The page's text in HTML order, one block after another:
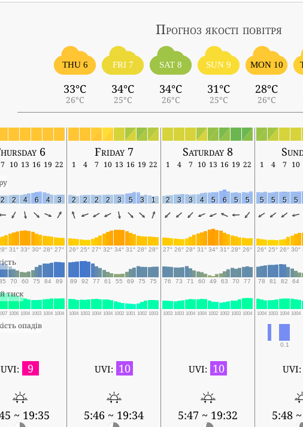
Прогноз якості повітря
THU 6
33°C
26°C
FRI 7
34°C
25°C
SAT 8
34°C
26°C
SUN 9
31°C
25°C
MON 10
28°C
26°C
6 Friday 7 Saturday 8
7 10 13 16 19 22 1 4 7 10 13 16 19 22 1 4 7 10 13 16 19 22 1 4 7 10
2 2 4 6 4 3 2 2 2 2 3 5 3 1 2 3 3 4 5 6 5 5 5 5 5 5
31° 33° 30° 28° 27° 26° 25° 27° 32° 34° 31° 28° 28° 27° 26° 28° 31° 34° 31° 28° 26° 26° 25° 26° 30°
70 60 75 84 89 89 92 77 61 55 69 75 75 76 73 71 60 49 63 70 77 78 81 82 64
тиск
1006 1004 1003 1004 1004 1004 1003 1004 1004 1002 1001 1002 1003 1003 1003 1004 1004 1002 1002 1003 1004 1004 1003 1004 1004
опадів
0.1
UVI: 9
~ 19:35
UVI: 10
5:46 ~ 19:34
UVI: 10
5:47 ~ 19:32
UVI:
5:48